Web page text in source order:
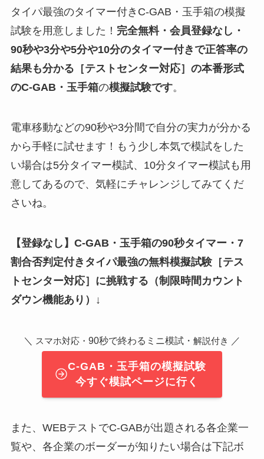
タイパ最強のタイマー付きC-GAB・玉手箱の模擬
試験を用意しました！ 完全無料・会員登録なし・
90秒や3分や5分や10分のタイマー付きで正答率の
結果も分かる ［テストセンター対応］ の本番形式
のC-GAB・ 玉手箱の模擬試験です。
電車移動などの90秒や3分間で自分の実力が分かる
から手軽に試せます！もう少し本気で模試をした
い場合は5分タイマー模試、10分タイマー模試も用
意してあるので、気軽にチャレンジしてみてくだ
さいね。
【登録なし】C-GAB・玉手箱の90秒タイマー・7
割合否判定付きタイパ最強の無料模擬試験［テス
トセンター対応］ に挑戦する（制限時間カウント
ダウン機能あり）↓
＼ スマホ対応・ 90秒で終わるミニ模試・ 解説付き ／
C-GAB・玉手箱の模擬試験
今すぐ模試ページに行く
また、WEBテストでC-GABが出題される各企業一
覧や、各企業のボーダーが知りたい場合は下記ボ